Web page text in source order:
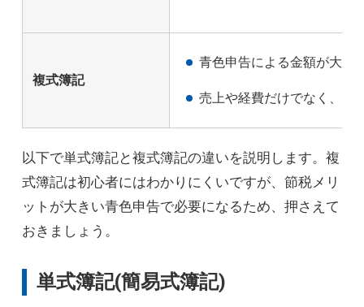
複式簿記
青色申告による金額が大き
売上や経費だけでなく、資
以下で単式簿記と複式簿記の違いを説明します。複
式簿記は初心者にはわかりにくいですが、節税メリ
ットが大きい青色申告で必要になるため、押さえて
おきましょう。
単式簿記(簡易式簿記)